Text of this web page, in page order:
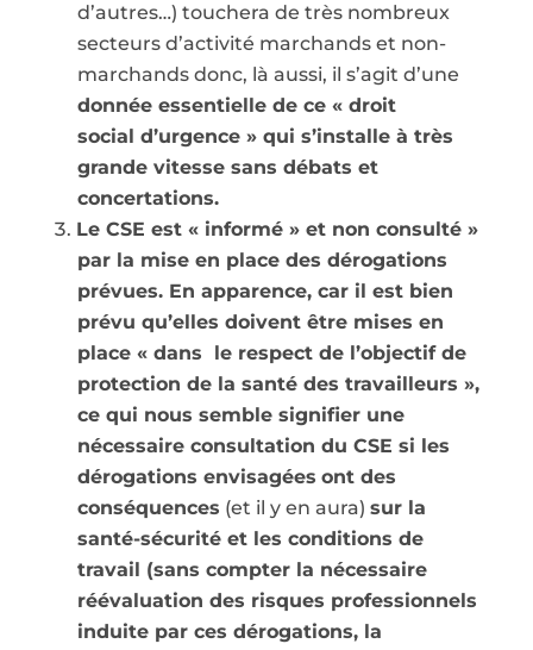
d’autres…) touchera de très nombreux
secteurs d’activité marchands et non-
marchands donc, là aussi, il s’agit d’une
donnée essentielle de ce « droit
social d’urgence » qui s’installe à très
grande vitesse sans débats et
concertations.
Le CSE est « informé » et non consulté »
par la mise en place des dérogations
prévues. En apparence, car il est bien
prévu qu’elles doivent être mises en
place « dans le respect de l’objectif de
protection de la santé des travailleurs »,
ce qui nous semble signifier une
nécessaire consultation du CSE si les
dérogations envisagées ont des
conséquences (et il y en aura) sur la
santé-sécurité et les conditions de
travail (sans compter la nécessaire
réévaluation des risques professionnels
induite par ces dérogations, la